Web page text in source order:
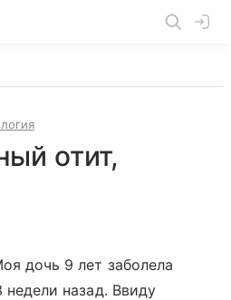
отит,
дочь 9 лет заболела
назад. Ввиду